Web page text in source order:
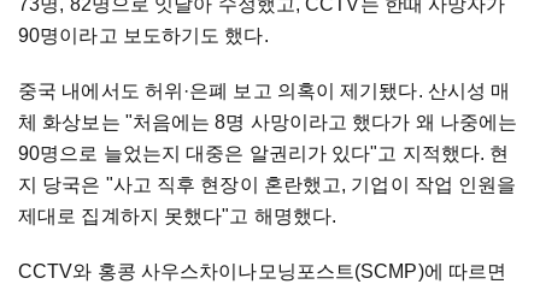
73명, 82명으로 잇달아 수정했고, CCTV는 한때 사망자가
90명이라고 보도하기도 했다.
중국 내에서도 허위·은폐 보고 의혹이 제기됐다. 산시성 매
체 화상보는 "처음에는 8명 사망이라고 했다가 왜 나중에는
90명으로 늘었는지 대중은 알권리가 있다"고 지적했다. 현
지 당국은 "사고 직후 현장이 혼란했고, 기업이 작업 인원을
제대로 집계하지 못했다"고 해명했다.
CCTV와 홍콩 사우스차이나모닝포스트(SCMP)에 따르면